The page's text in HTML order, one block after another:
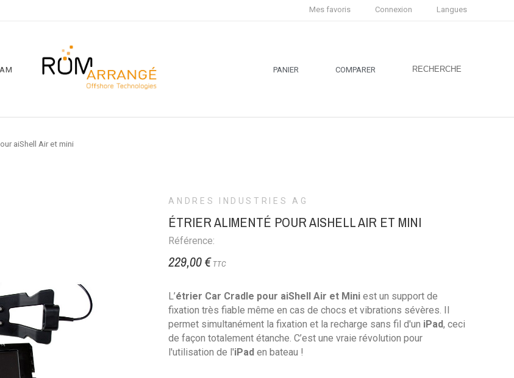
Mes favoris Connexion Langues
PANIER COMPARER RECHERCHE
aiShell Air et mini
ANDRES INDUSTRIES AG
ÉTRIER ALIMENTÉ POUR AISHELL AIR ET MINI
Référence:
229,00 € TTC
L’étrier Car Cradle pour aiShell Air et Mini est un support de
fixation très fiable même en cas de chocs et vibrations sévères. Il
permet simultanément la fixation et la recharge sans fil d'un iPad, ceci
de façon totalement étanche. C’est une vraie révolution pour
l'utilisation de l'iPad en bateau !